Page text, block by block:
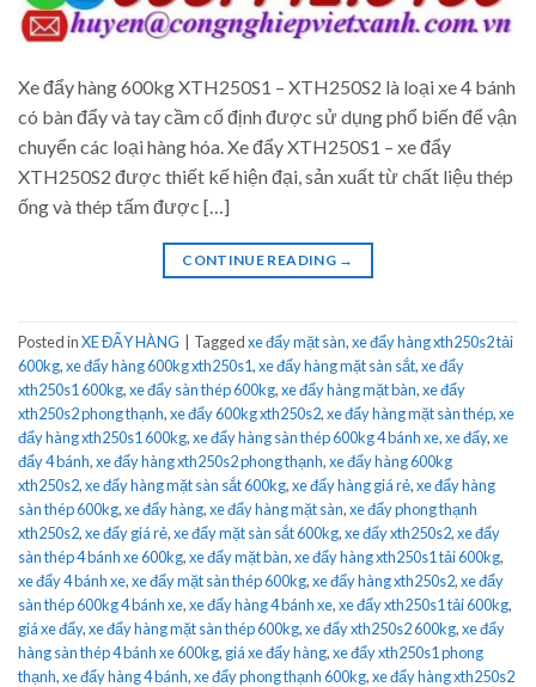
Xe đẩy hàng 600kg XTH250S1 – XTH250S2 là loại xe 4 bánh
có bàn đẩy và tay cầm cố định được sử dụng phổ biến để vận
chuyển các loại hàng hóa. Xe đẩy XTH250S1 – xe đẩy
XTH250S2 được thiết kế hiện đại, sản xuất từ chất liệu thép
ống và thép tấm được […]
CONTINUE READING →
Posted inXE ĐẨY HÀNG Taggedxe đẩy mặt sàn,xe đẩy hàng xth250s2 tải
600kg,xe đẩy hàng 600kg xth250s1,xe đẩy hàng mặt sàn sắt,xe đẩy
xth250s1 600kg,xe đẩy sàn thép 600kg,xe đẩy hàng mặt bàn,xe đẩy
xth250s2 phong thạnh,xe đẩy 600kg xth250s2,xe đẩy hàng mặt sàn thép,xe
đẩy hàng xth250s1 600kg,xe đẩy hàng sàn thép 600kg 4 bánh xe,xe đẩy,xe
đẩy 4 bánh,xe đẩy hàng xth250s2 phong thạnh,xe đẩy hàng 600kg
xth250s2,xe đẩy hàng mặt sàn sắt 600kg,xe đẩy hàng giá rẻ,xe đẩy hàng
sàn thép 600kg,xe đẩy hàng,xe đẩy hàng mặt sàn,xe đẩy phong thạnh
xth250s2,xe đẩy giá rẻ,xe đẩy mặt sàn sắt 600kg,xe đẩy xth250s2,xe đẩy
sàn thép 4 bánh xe 600kg,xe đẩy mặt bàn,xe đẩy hàng xth250s1 tải 600kg,
xe đẩy 4 bánh xe,xe đẩy mặt sàn thép 600kg,xe đẩy hàng xth250s2,xe đẩy
sàn thép 600kg 4 bánh xe,xe đẩy hàng 4 bánh xe,xe đẩy xth250s1 tải 600kg,
giá xe đẩy,xe đẩy hàng mặt sàn thép 600kg,xe đẩy xth250s2 600kg,xe đẩy
hàng sàn thép 4 bánh xe 600kg, giá xe đẩy hàng,xe đẩy xth250s1 phong
thạnh,xe đẩy hàng 4 bánh,xe đẩy phong thạnh 600kg,xe đẩy hàng xth250s2